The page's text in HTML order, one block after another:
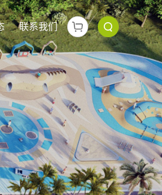
联系我们